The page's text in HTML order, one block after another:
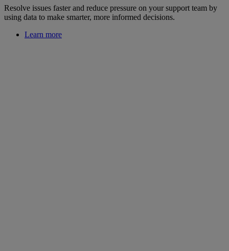
Resolve issues faster and reduce pressure on your support team by
using data to make smarter, more informed decisions.
Learn more